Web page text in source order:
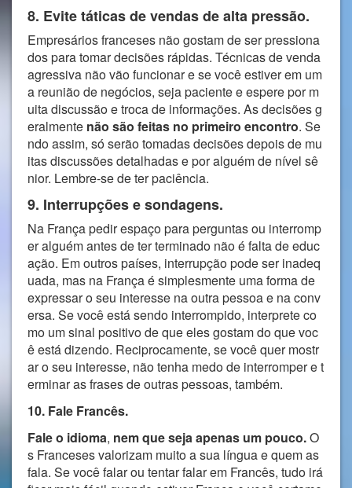
8. Evite táticas de vendas de alta pressão.
Empresários franceses não gostam de ser pressiona
dos para tomar decisões rápidas. Técnicas de venda
agressiva não vão funcionar e se você estiver em um
a reunião de negócios, seja paciente e espere por m
uita discussão e troca de informações. As decisões g
eralmente não são feitas no primeiro encontro. Se
ndo assim, só serão tomadas decisões depois de mu
itas discussões detalhadas e por alguém de nível sê
nior. Lembre-se de ter paciência.
9. Interrupções e sondagens.
Na França pedir espaço para perguntas ou interromp
er alguém antes de ter terminado não é falta de educ
ação. Em outros países, interrupção pode ser inadeq
uada, mas na França é simplesmente uma forma de
expressar o seu interesse na outra pessoa e na conv
ersa. Se você está sendo interrompido, interprete co
mo um sinal positivo de que eles gostam do que voc
ê está dizendo. Reciprocamente, se você quer mostr
ar o seu interesse, não tenha medo de interromper e t
erminar as frases de outras pessoas, também.
10. Fale Francês.
Fale o idioma, nem que seja apenas um pouco.O
s Franceses valorizam muito a sua língua e quem as
fala. Se você falar ou tentar falar em Francês, tudo irá